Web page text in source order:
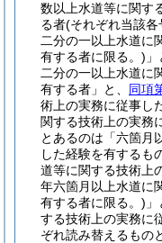
数以上水道等に関す
る者(それぞれ当該
二分の一以上水道に
有する者に限る。)
二分の一以上水道に
有する者」と、 同項
術上の実務に従事し
関する技術上の実務
とあるのは「六箇月
した経験を有するも
道等に関する技術上
年六箇月以上水道に
有する者に限る。)
する技術上の実務に
ぞれ読み替えるもの